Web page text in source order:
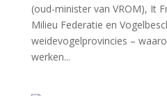
(oud-minister van VROM), It
Milieu Federatie en
weidevogelprovincies –
werken...